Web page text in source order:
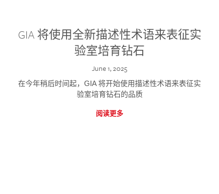
GIA 将使用全新描述性术语来表征实
验室培育钻石
June 1, 2025
在今年稍后时间起，GIA 将开始使用描述性术语来表征实
验室培育钻石的品质
阅读更多